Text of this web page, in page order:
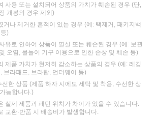
사용 또는 설치되어 상품의 가치가 훼손된 경우 (단,
개봉의 경우 제외)
거나 제거한 흔적이 있는 경우 (예: 택제거, 패키지백
)
유로 인하여 상품이 멸실 또는 훼손된 경우 (예: 보관
오염, 물놀이 기구 이용으로 인한 손상 및 훼손 등)
제품 가치가 현저히 감소하는 상품의 경우 (예: 레깅
브라패드, 브라탑, 언더웨어 등)
선한 상품 (제품 하자 시에도 세탁 및 착용, 수선한 상
능합니다.)
실제 제품과 패턴 위치가 차이가 있을 수 있습니다.
교환·반품 시 배송비가 발생합니다.